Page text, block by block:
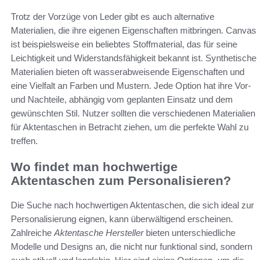
Trotz der Vorzüge von Leder gibt es auch alternative
Materialien, die ihre eigenen Eigenschaften mitbringen. Canvas
ist beispielsweise ein beliebtes Stoffmaterial, das für seine
Leichtigkeit und Widerstandsfähigkeit bekannt ist. Synthetische
Materialien bieten oft wasserabweisende Eigenschaften und
eine Vielfalt an Farben und Mustern. Jede Option hat ihre Vor-
und Nachteile, abhängig vom geplanten Einsatz und dem
gewünschten Stil. Nutzer sollten die verschiedenen Materialien
für Aktentaschen in Betracht ziehen, um die perfekte Wahl zu
treffen.
Wo findet man hochwertige
Aktentaschen zum Personalisieren?
Die Suche nach hochwertigen Aktentaschen, die sich ideal zur
Personalisierung eignen, kann überwältigend erscheinen.
Zahlreiche Aktentasche Herstellerbieten unterschiedliche
Modelle und Designs an, die nicht nur funktional sind, sondern